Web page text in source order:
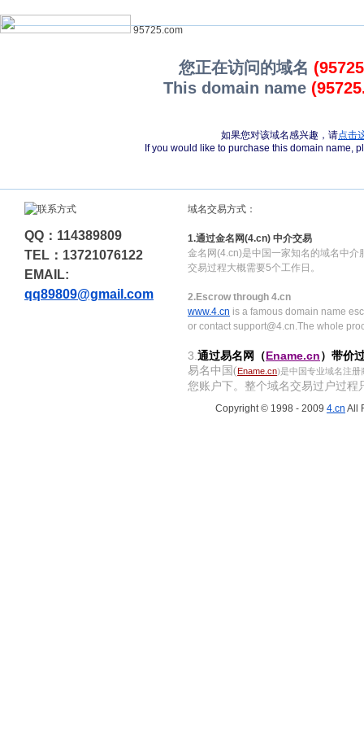
95725.com
您正在访问的域名
This domain name
如果您对该域名感兴趣，请点击
If you would like to purchase this domain name,
QQ：114389809
TEL：13721076122
EMAIL:
qq89809@gmail.com
域名交易方式：
1.通过金名网(4.cn) 中介交易
金名网(4.cn)是中国一家知名的域名中介
交易过程大概需要5个工作日。
2.Escrow through 4.cn
www.4.cn is a famous domain name
or contact support@4.cn.The whole
3. 通过易名网（Ename.cn）带价
易名中国(Ename.cn)是中国专业域名注册
您账户下。 整个域名交易过户过程
Copyright © 1998 - 2009 4.cn All